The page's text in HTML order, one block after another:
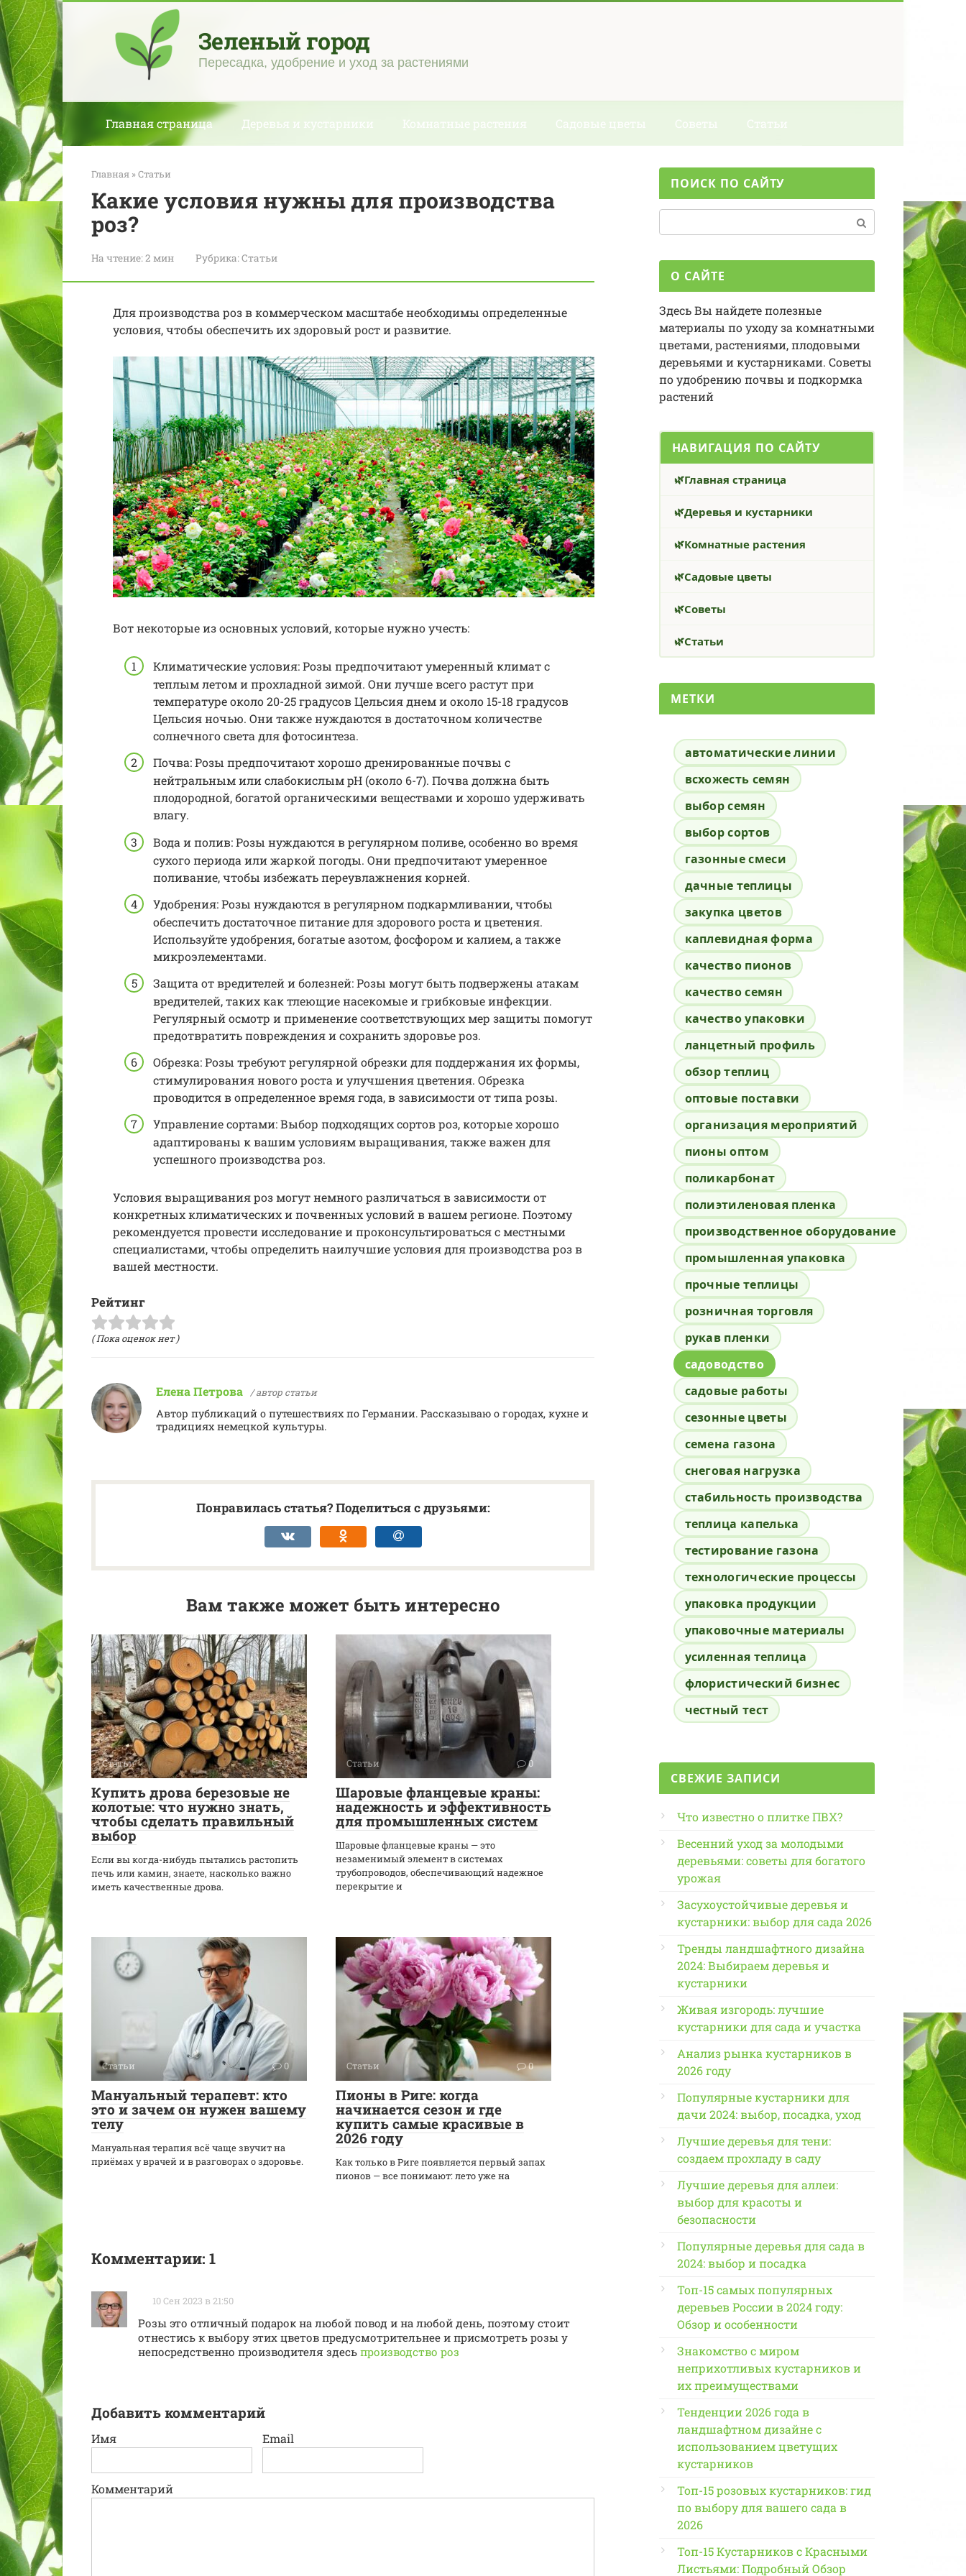
Перейти
к
контенту
Зеленый город
Пересадка, удобрение и уход за растениями
Главная страница Деревья и кустарники Комнатные растения Садовые цветы Советы Статьи
Главная »Статьи
Какие условия нужны для производства
роз?
На чтение:2 мин Рубрика:Статьи
Для производства роз в коммерческом масштабе необходимы определенные
условия, чтобы обеспечить их здоровый рост и развитие.
Вот некоторые из основных условий, которые нужно учесть:
Климатические условия: Розы предпочитают умеренный климат с
теплым летом и прохладной зимой. Они лучше всего растут при
температуре около 20-25 градусов Цельсия днем и около 15-18 градусов
Цельсия ночью. Они также нуждаются в достаточном количестве
солнечного света для фотосинтеза.
Почва: Розы предпочитают хорошо дренированные почвы с
нейтральным или слабокислым pH (около 6-7). Почва должна быть
плодородной, богатой органическими веществами и хорошо удерживать
влагу.
Вода и полив: Розы нуждаются в регулярном поливе, особенно во время
сухого периода или жаркой погоды. Они предпочитают умеренное
поливание, чтобы избежать переувлажнения корней.
Удобрения: Розы нуждаются в регулярном подкармливании, чтобы
обеспечить достаточное питание для здорового роста и цветения.
Используйте удобрения, богатые азотом, фосфором и калием, а также
микроэлементами.
Защита от вредителей и болезней: Розы могут быть подвержены атакам
вредителей, таких как тлеющие насекомые и грибковые инфекции.
Регулярный осмотр и применение соответствующих мер защиты помогут
предотвратить повреждения и сохранить здоровье роз.
Обрезка: Розы требуют регулярной обрезки для поддержания их формы,
стимулирования нового роста и улучшения цветения. Обрезка
проводится в определенное время года, в зависимости от типа розы.
Управление сортами: Выбор подходящих сортов роз, которые хорошо
адаптированы к вашим условиям выращивания, также важен для
успешного производства роз.
Условия выращивания роз могут немного различаться в зависимости от
конкретных климатических и почвенных условий в вашем регионе. Поэтому
рекомендуется провести исследование и проконсультироваться с местными
специалистами, чтобы определить наилучшие условия для производства роз в
вашей местности.
Рейтинг
( Пока оценок нет )
Елена Петрова / автор статьи
Автор публикаций о путешествиях по Германии. Рассказываю о городах, кухне и
традициях немецкой культуры.
Понравилась статья? Поделиться с друзьями:
Вам также может быть интересно
Статьи 0
Купить дрова березовые не
колотые: что нужно знать,
чтобы сделать правильный
выбор
Если вы когда-нибудь пытались растопить
печь или камин, знаете, насколько важно
иметь качественные дрова.
Статьи 0
Шаровые фланцевые краны:
надежность и эффективность
для промышленных систем
Шаровые фланцевые краны — это
незаменимый элемент в системах
трубопроводов, обеспечивающий надежное
перекрытие и
Статьи 0
Мануальный терапевт: кто
это и зачем он нужен вашему
телу
Мануальная терапия всё чаще звучит на
приёмах у врачей и в разговорах о здоровье.
Статьи 0
Пионы в Риге: когда
начинается сезон и где
купить самые красивые в
2026 году
Как только в Риге появляется первый запах
пионов — все понимают: лето уже на
Комментарии: 1
10 Сен 2023 в 21:50
Розы это отличный подарок на любой повод и на любой день, поэтому стоит
отнестись к выбору этих цветов предусмотрительнее и присмотреть розы у
непосредственно производителя здесь производство роз
Добавить комментарий
Имя Email
Комментарий
ПОИСК ПО САЙТУ
О САЙТЕ
Здесь Вы найдете полезные
материалы по уходу за комнатными
цветами, растениями, плодовыми
деревьями и кустарниками. Советы
по удобрению почвы и подкормка
растений
НАВИГАЦИЯ ПО САЙТУ
Главная страница
Деревья и кустарники
Комнатные растения
Садовые цветы
Советы
Статьи
МЕТКИ
автоматические линии
всхожесть семян
выбор семян
выбор сортов
газонные смеси
дачные теплицы
закупка цветов
каплевидная форма
качество пионов
качество семян
качество упаковки
ланцетный профиль
обзор теплиц
оптовые поставки
организация мероприятий
пионы оптом
поликарбонат
полиэтиленовая пленка
производственное оборудование
промышленная упаковка
прочные теплицы
розничная торговля
рукав пленки
садоводство
садовые работы
сезонные цветы
семена газона
снеговая нагрузка
стабильность производства
теплица капелька
тестирование газона
технологические процессы
упаковка продукции
упаковочные материалы
усиленная теплица
флористический бизнес
честный тест
СВЕЖИЕ ЗАПИСИ
Что известно о плитке ПВХ?
Весенний уход за молодыми
деревьями: советы для богатого
урожая
Засухоустойчивые деревья и
кустарники: выбор для сада 2026
Тренды ландшафтного дизайна
2024: Выбираем деревья и
кустарники
Живая изгородь: лучшие
кустарники для сада и участка
Анализ рынка кустарников в
2026 году
Популярные кустарники для
дачи 2024: выбор, посадка, уход
Лучшие деревья для тени:
создаем прохладу в саду
Лучшие деревья для аллеи:
выбор для красоты и
безопасности
Популярные деревья для сада в
2024: выбор и посадка
Топ-15 самых популярных
деревьев России в 2024 году:
Обзор и особенности
Знакомство с миром
неприхотливых кустарников и
их преимуществами
Тенденции 2026 года в
ландшафтном дизайне с
использованием цветущих
кустарников
Топ-15 розовых кустарников: гид
по выбору для вашего сада в
2026
Топ-15 Кустарников с Красными
Листьями: Подробный Обзор